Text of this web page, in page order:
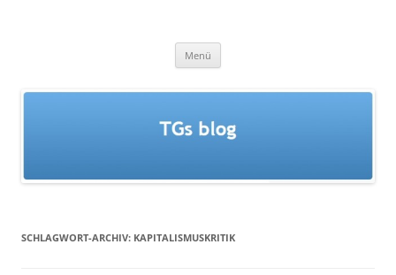
Menü
SCHLAGWORT-ARCHIV: KAPITALISMUSKRITIK